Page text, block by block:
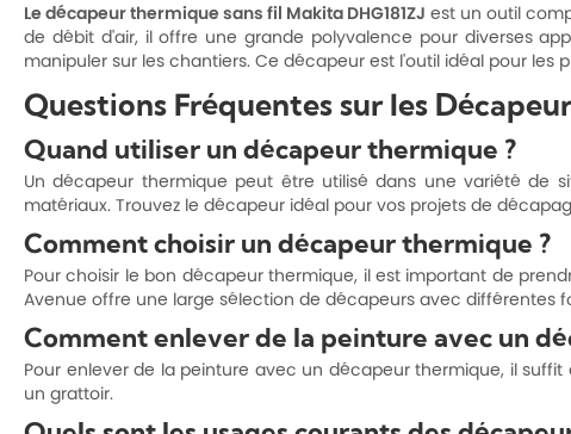
Le décapeur thermique sans fil Makita DHG181ZJ est un outil
de débit d'air, il offre une grande polyvalence pour diverses
manipuler sur les chantiers. Ce décapeur est l'outil idéal pour
Questions Fréquentes sur les
Quand utiliser un décapeur thermique ?
Un décapeur thermique peut être utilisé dans une variété de
matériaux. Trouvez le décapeur idéal pour vos projets de
Comment choisir un décapeur thermique ?
Pour choisir le bon décapeur thermique, il est important de
Avenue offre une large sélection de décapeurs avec différentes
Comment enlever de la peinture avec un
Pour enlever de la peinture avec un décapeur thermique, il
un grattoir.